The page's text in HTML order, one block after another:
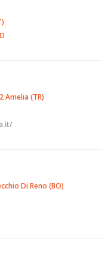
Amelia (TR)
Di Reno (BO)